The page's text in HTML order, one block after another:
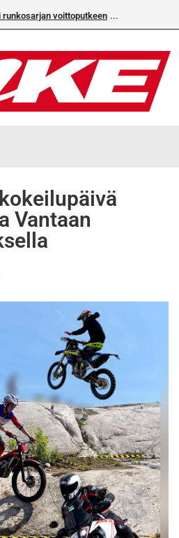
runkosarjan voittoputkeen
Vantaan